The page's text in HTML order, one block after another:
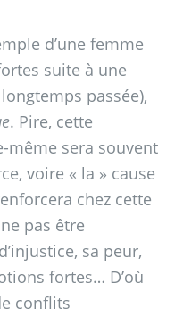
d’une femme
suite à une
passée),
. Pire, cette
même sera souvent
voire « la » cause
chez cette
pas être
sa peur,
fortes… D’où
conflits